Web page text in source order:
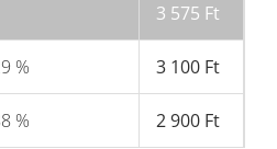
3 575 Ft
% 3 100 Ft
% 2 900 Ft